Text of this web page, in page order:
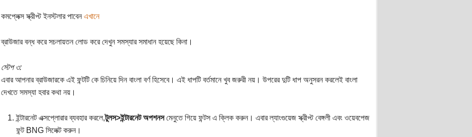
কমপ্লেক্স স্ক্রীপ্ট ইনস্টলার পাবেন এখানে
ব্রাউজার বন্ধ করে সচলায়তন লোড করে দেখুন সমস্যার সমাধান হয়েছে কিনা।
স্টেপ ৩:
এবার আপনার ব্রাউজারকে এই ফন্টটি কে চিনিয়ে দিন বাংলা বর্ণ হিসেবে। এই ধাপটি বর্তমানে খুব জরুরী নয়। উপরের দুটি ধাপ অনুসরন করলেই বাংলা
দেখতে সমস্যা হবার কথা নয়।
ইন্টারনেট এক্সপ্লোরার ব্যবহার করলে,টুলস>ইন্টারনেট অপশনসমেনুতে গিয়ে ফন্টস এ ক্লিক করুন। এবার ল্যাংগুয়েজ স্ক্রীপ্ট বেঙ্গলী এবং ওয়েবপেজ
ফন্ট BNG সিলেক্ট করুন।